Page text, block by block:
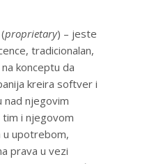
proprietary) – jeste
tradicionalan,
konceptu da
kreira softver i
nad njegovim
tim i njegovom
u upotrebom,
prava u vezi